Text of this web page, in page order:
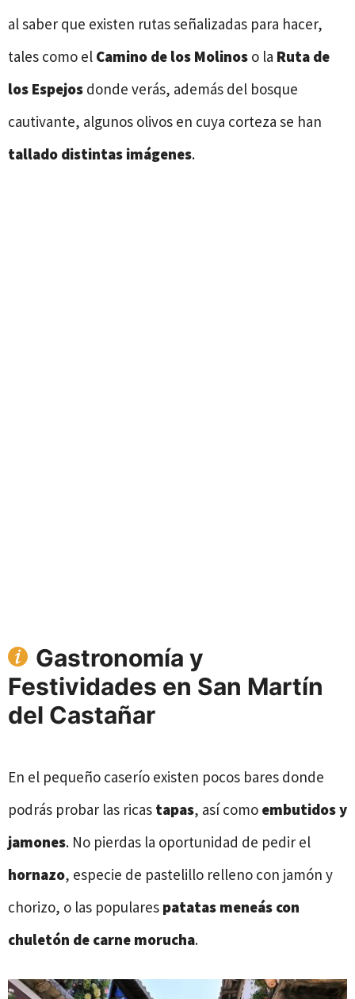
al saber que existen rutas señalizadas para hacer,
tales como el Camino de los Molinos o la Ruta de
los Espejos donde verás, además del bosque
cautivante, algunos olivos en cuya corteza se han
tallado distintas imágenes.
Gastronomía y
Festividades en San Martín
del Castañar
En el pequeño caserío existen pocos bares donde
podrás probar las ricas tapas, así como embutidos y
jamones. No pierdas la oportunidad de pedir el
hornazo, especie de pastelillo relleno con jamón y
chorizo, o las populares patatas meneás con
chuletón de carne morucha.